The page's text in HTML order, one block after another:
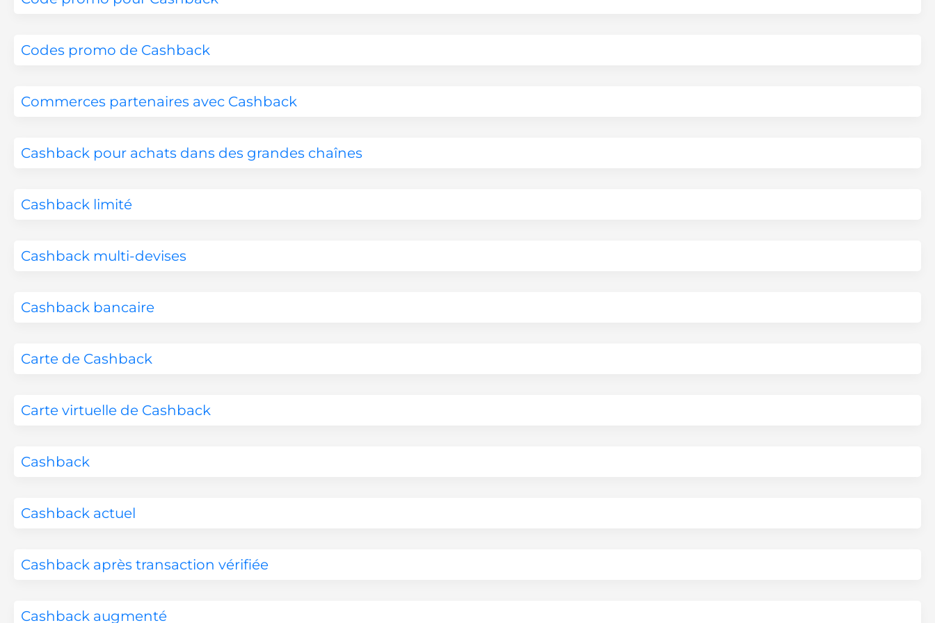
Codes promo de Cashback
Commerces partenaires avec Cashback
Cashback pour achats dans des grandes chaînes
Cashback limité
Cashback multi-devises
Cashback bancaire
Carte de Cashback
Carte virtuelle de Cashback
Cashback
Cashback actuel
Cashback après transaction vérifiée
Cashback augmenté